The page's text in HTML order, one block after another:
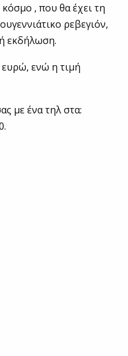
, που θα έχει τη
ρεβεγιόν,
εκδήλωση.
ευρώ, ενώ η τιμή
με ένα τηλ στα: